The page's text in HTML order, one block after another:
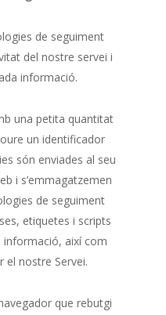
de seguiment
del nostre servei i
informació.
una petita quantitat
un identificador
són enviades al seu
i s’emmagatzemen
de seguiment
etiquetes i scripts
així com
el nostre Servei.
que rebutgi